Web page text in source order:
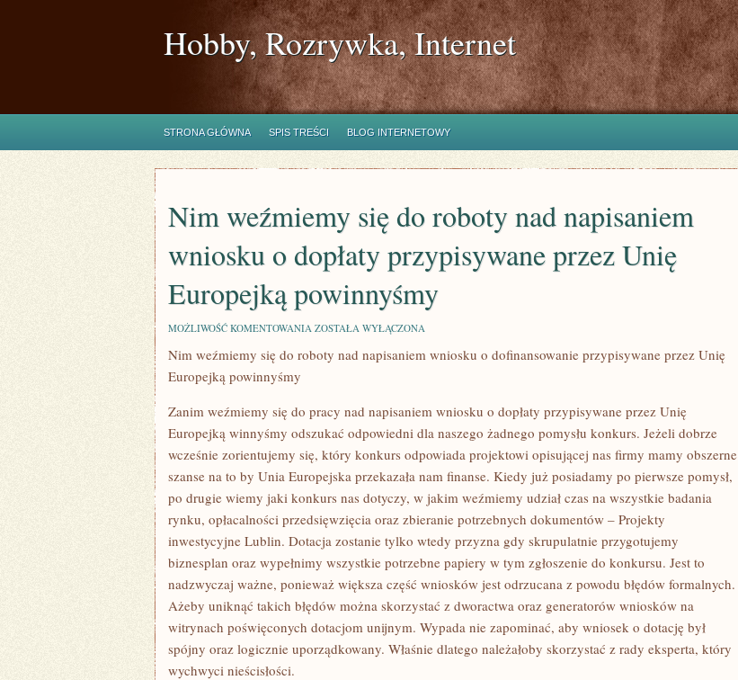
Hobby, Rozrywka, Internet
STRONA GŁÓWNA SPIS TREŚCI BLOG INTERNETOWY
Nim weźmiemy się do roboty nad napisaniem
wniosku o dopłaty przypisywane przez Unię
Europejką powinnyśmy
MOŻLIWOŚĆ KOMENTOWANIA NIM
SIĘ
NAPISANIEM
WNIOSKU
O
DOPŁATY
PRZYPISYWANE
PRZEZ
UNIĘ
EUROPEJKĄ
POWINNYŚMY
ZOSTAŁA WYŁĄCZONA
Nim weźmiemy się do roboty nad napisaniem wniosku o dofinansowanie przypisywane przez Unię
Europejką powinnyśmy
Zanim weźmiemy się do pracy nad napisaniem wniosku o dopłaty przypisywane przez Unię
Europejką winnyśmy odszukać odpowiedni dla naszego żadnego pomysłu konkurs. Jeżeli dobrze
wcześnie zorientujemy się, który konkurs odpowiada projektowi opisującej nas firmy mamy obszerne
szanse na to by Unia Europejska przekazała nam finanse. Kiedy już posiadamy po pierwsze pomysł,
po drugie wiemy jaki konkurs nas dotyczy, w jakim weźmiemy udział czas na wszystkie badania
rynku, opłacalności przedsięwzięcia oraz zbieranie potrzebnych dokumentów – Projekty
inwestycyjne Lublin. Dotacja zostanie tylko wtedy przyzna gdy skrupulatnie przygotujemy
biznesplan oraz wypełnimy wszystkie potrzebne papiery w tym zgłoszenie do konkursu. Jest to
nadzwyczaj ważne, ponieważ większa część wniosków jest odrzucana z powodu błędów formalnych.
Ażeby uniknąć takich błędów można skorzystać z dworactwa oraz generatorów wniosków na
witrynach poświęconych dotacjom unijnym. Wypada nie zapominać, aby wniosek o dotację był
spójny oraz logicznie uporządkowany. Właśnie dlatego należałoby skorzystać z rady eksperta, który
wychwyci nieścisłości.